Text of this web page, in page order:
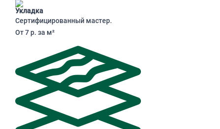
Укладка
Сертифицированный мастер.
От 7 р. за м²